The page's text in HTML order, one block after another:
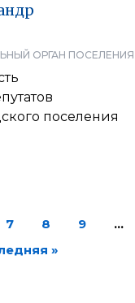
ОРГАН ПОСЕЛЕНИЯ
поселения
7 8 9
…
»